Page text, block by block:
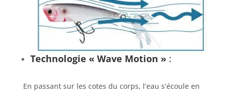
Technologie « Wave Motion »:
En passant sur les cotes du corps, l’eau s’écoule en